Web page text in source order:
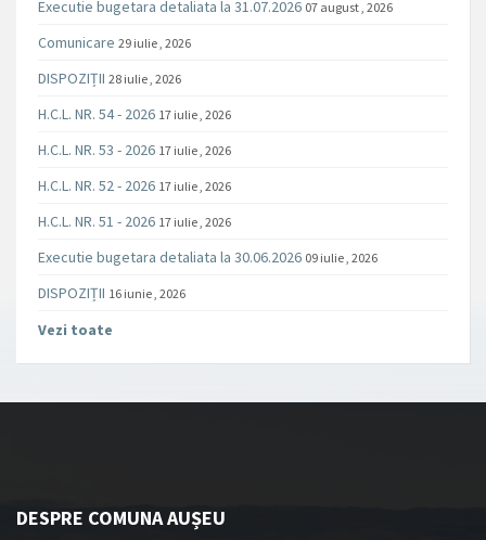
Executie bugetara detaliata la 31.07.2026 07 august , 2026
Comunicare 29 iulie , 2026
DISPOZIȚII 28 iulie , 2026
H.C.L. NR. 54 - 2026 17 iulie , 2026
H.C.L. NR. 53 - 2026 17 iulie , 2026
H.C.L. NR. 52 - 2026 17 iulie , 2026
H.C.L. NR. 51 - 2026 17 iulie , 2026
Executie bugetara detaliata la 30.06.2026 09 iulie , 2026
DISPOZIȚII 16 iunie , 2026
Vezi toate
DESPRE COMUNA AUȘEU